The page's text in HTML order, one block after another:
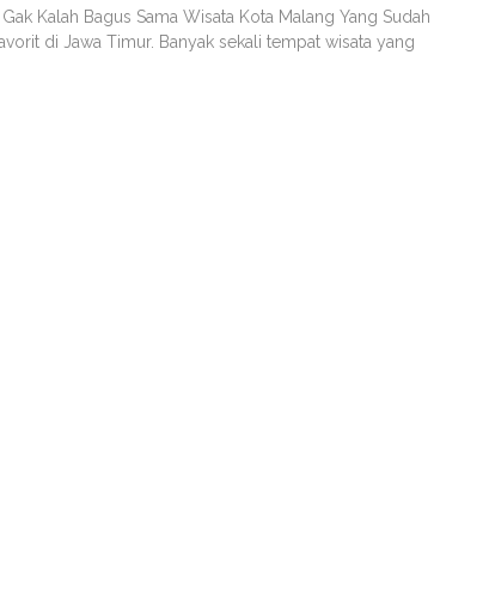
Kalah Bagus Sama Wisata Kota Malang Yang Sudah
di Jawa Timur. Banyak sekali tempat wisata yang